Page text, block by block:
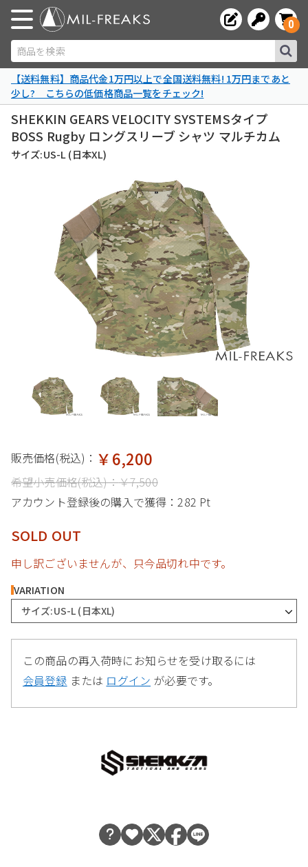
商品を検索
0
【送料無料】商品代金1万円以上で全国送料無料! 1万円まであと
少し? こちらの低価格商品一覧をチェック!
SHEKKIN GEARS VELOCITY SYSTEMSタイプ
BOSS Rugby ロングスリーブ シャツ マルチカム
サイズ:US-L (日本XL)
販売価格(税込)： ￥6,200
希望小売価格(税込)：￥7,500
アカウント登録後の購入で獲得：282 Pt
SOLD OUT
申し訳ございませんが、只今品切れ中です。
VARIATION
サイズ:US-L (日本XL)
この商品の再入荷時にお知らせを受け取るには
会員登録 または ログイン が必要です。